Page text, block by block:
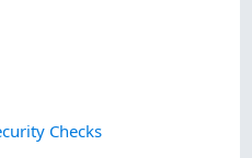
Checks